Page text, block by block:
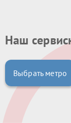
Наш
Выбрать метро